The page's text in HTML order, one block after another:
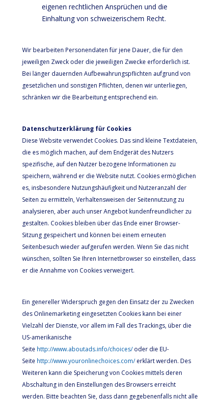
eigenen rechtlichen Ansprüchen und die
Einhaltung von schweizerischem Recht.
Wir bearbeiten Personendaten für jene Dauer, die für den
jeweiligen Zweck oder die jeweiligen Zwecke erforderlich ist.
Bei länger dauernden Aufbewahrungspflichten aufgrund von
gesetzlichen und sonstigen Pflichten, denen wir unterliegen,
schränken wir die Bearbeitung entsprechend ein.
Datenschutzerklärung für Cookies
Diese Website verwendet Cookies. Das sind kleine Textdateien,
die es möglich machen, auf dem Endgerät des Nutzers
spezifische, auf den Nutzer bezogene Informationen zu
speichern, während er die Website nutzt. Cookies ermöglichen
es, insbesondere Nutzungshäufigkeit und Nutzeranzahl der
Seiten zu ermitteln, Verhaltensweisen der Seitennutzung zu
analysieren, aber auch unser Angebot kundenfreundlicher zu
gestalten. Cookies bleiben über das Ende einer Browser-
Sitzung gespeichert und können bei einem erneuten
Seitenbesuch wieder aufgerufen werden. Wenn Sie das nicht
wünschen, sollten Sie Ihren Internetbrowser so einstellen, dass
er die Annahme von Cookies verweigert.
Ein genereller Widerspruch gegen den Einsatz der zu Zwecken
des Onlinemarketing eingesetzten Cookies kann bei einer
Vielzahl der Dienste, vor allem im Fall des Trackings, über die
US-amerikanische
Seite http://www.aboutads.info/choices/oder die EU-
Seite http://www.youronlinechoices.com/erklärt werden. Des
Weiteren kann die Speicherung von Cookies mittels deren
Abschaltung in den Einstellungen des Browsers erreicht
werden. Bitte beachten Sie, dass dann gegebenenfalls nicht alle